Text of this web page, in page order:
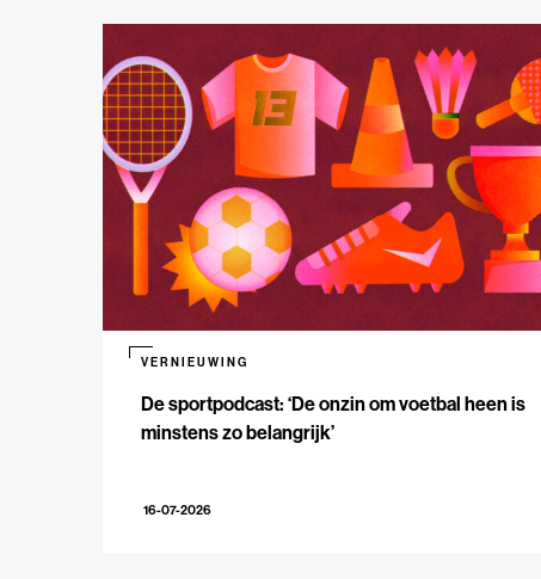
De sportpodcast: ‘De onzin om voetbal heen is
minstens zo belangrijk’
VERNIEUWING
16-07-2026